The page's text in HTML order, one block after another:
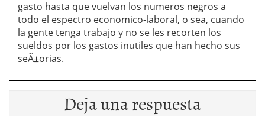
gasto hasta que vuelvan los numeros negros a
todo el espectro economico-laboral, o sea, cuando
la gente tenga trabajo y no se les recorten los
sueldos por los gastos inutiles que han hecho sus
seÃ±orias.
Deja una respuesta